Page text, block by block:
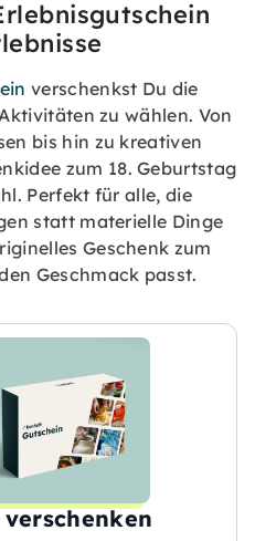
verschenkst Du die
zu wählen. Von
bis hin zu kreativen
zum 18. Geburtstag
Perfekt für alle, die
statt materielle Dinge
Geschenk zum
Geschmack passt.